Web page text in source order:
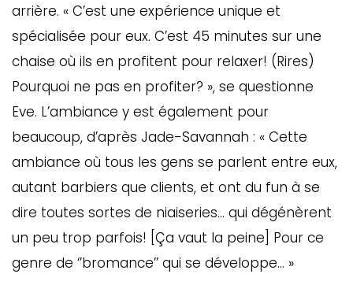
arrière. « C’est une expérience unique et
spécialisée pour eux. C’est 45 minutes sur une
chaise où ils en profitent pour relaxer! (Rires)
Pourquoi ne pas en profiter? », se questionne
Eve. L’ambiance y est également pour
beaucoup, d’après Jade-Savannah : « Cette
ambiance où tous les gens se parlent entre eux,
autant barbiers que clients, et ont du fun à se
dire toutes sortes de niaiseries… qui dégénèrent
un peu trop parfois! [Ça vaut la peine] Pour ce
genre de ‘’bromance’’ qui se développe… »